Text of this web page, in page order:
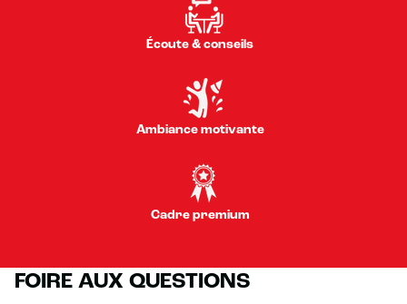
Écoute & conseils
Ambiance motivante
Cadre premium
FOIRE AUX QUESTIONS